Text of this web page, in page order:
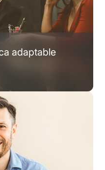
adaptable